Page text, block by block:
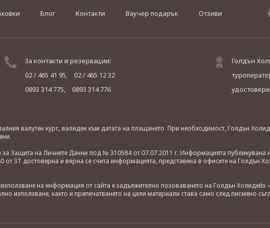
Блог Контакти Ваучер подарък Отзиви
За контакти и резервации:
02 / 465 41 95,
02 / 465 12 32
0893 314 775,
0893 314 776
Голдън
валутен курс, валиден към датата на плащането. При необходимост, Голдън
Защита на Личните Данни под № 310584 от 07.07.2011 г. Информацията публикувана
ЗТ достоверна и вярна се счита информацията, представена в офисите на Голдън
на информация от сайта е задължително позоваването на Голдън Холидейз
както и препечатването на цели материали става само след писмено